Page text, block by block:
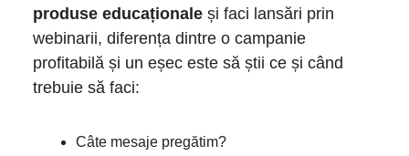
produse educaționale și faci lansări prin
webinarii, diferența dintre o campanie
profitabilă și un eșec este să știi ce și când
trebuie să faci:
Câte mesaje pregătim?